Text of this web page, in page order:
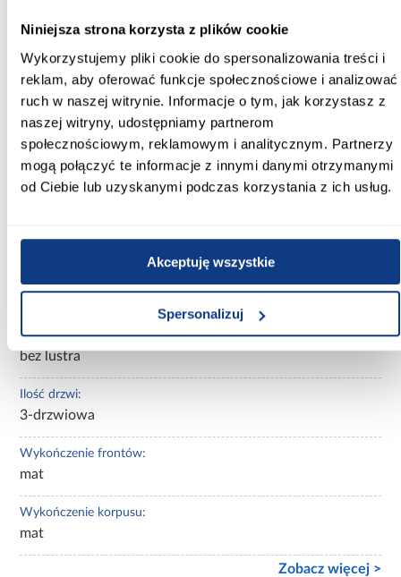
Niniejsza strona korzysta z plików cookie
Wykorzystujemy pliki cookie do spersonalizowania treści i
reklam, aby oferować funkcje społecznościowe i analizować
ruch w naszej witrynie. Informacje o tym, jak korzystasz z
naszej witryny, udostępniamy partnerom
społecznościowym, reklamowym i analitycznym. Partnerzy
mogą połączyć te informacje z innymi danymi otrzymanymi
od Ciebie lub uzyskanymi podczas korzystania z ich usług.
Akceptuję wszystkie
Spersonalizuj
Głębokość [cm]:
40.00
Wysokość [cm]:
245.50
Kolor frontów:
beżowy
beżowy
beżowe
Lustro:
bez lustra
Ilość drzwi:
3-drzwiowa
Wykończenie frontów:
mat
Wykończenie korpusu:
mat
Zobacz więcej >